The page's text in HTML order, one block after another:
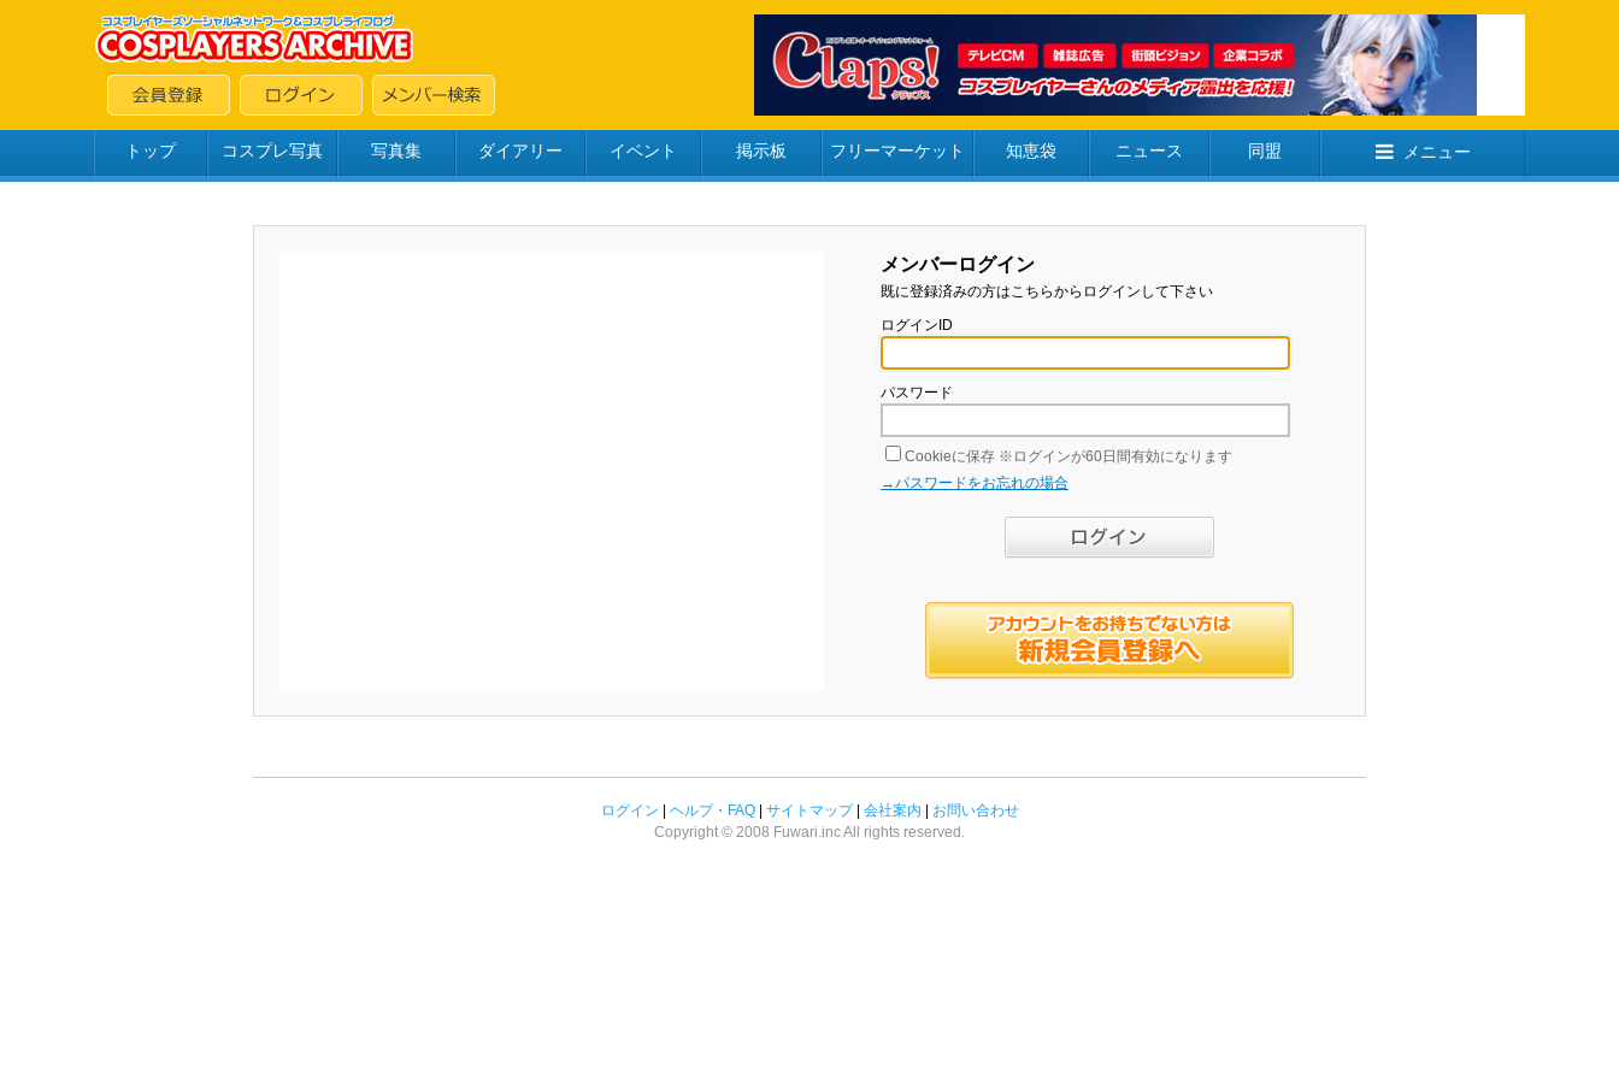
トップ コスプレ写真 写真集 ダイアリー イベント 掲示板 フリーマーケット 知恵袋 ニュース 同盟 メニュー
メンバーログイン
既に登録済みの方はこちらからログインして下さい
ログインID
パスワード
Cookieに保存 ※ログインが60日間有効になります
→パスワードをお忘れの場合
ログイン ヘルプ・FAQ| サイトマップ| 会社案内
お問い合わせ
Copyright © 2008 Fuwari.inc All rights reserved.